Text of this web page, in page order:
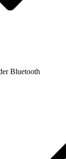
Bluetooth